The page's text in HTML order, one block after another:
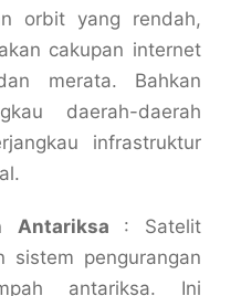
orbit yang rendah,
cakupan internet
merata. Bahkan
daerah-daerah
infrastruktur
Antariksa : Satelit
sistem pengurangan
antariksa. Ini